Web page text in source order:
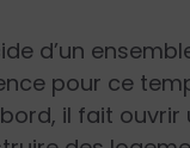
d’un
pour ce
il fait